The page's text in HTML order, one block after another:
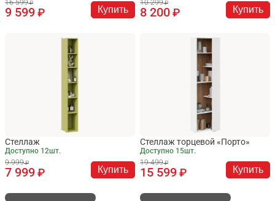
16 599
9 599 Купить
10 299
8 200 Купить
Стеллаж
Доступно 12шт.
9 999
7 999 Купить
Стеллаж торцевой «Порто»
Доступно 15шт.
19 499
15 599 Купить